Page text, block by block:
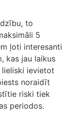
to
5
ļoti interesanti
kas jau laikus
lieliski ievietot
noraidīt
riski tiek
periodos.